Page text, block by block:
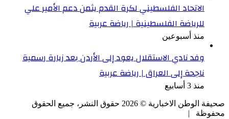
الاتحاد الفلسطيني لكرة القدم يثمن دعم الأمير علي
للرياضة الفلسطينية | رياضة عربية
منذ أسبوعين
وفد نادي الاستقلال يعود إلى الأردن بعد زيارة رسمية
ناجحة إلى العراق | رياضة عربية
منذ 3 أسابيع
صحيفة الوطن الاخبارية © 2026 حقوق النشر، جميع الحقوق
محفوظة |